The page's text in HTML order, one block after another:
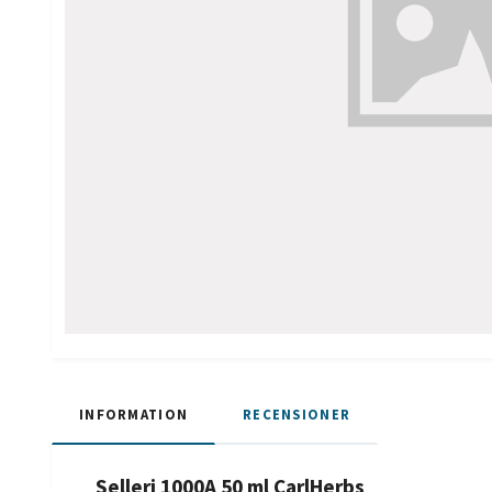
INFORMATION RECENSIONER
Selleri 1000A 50 ml CarlHerbs